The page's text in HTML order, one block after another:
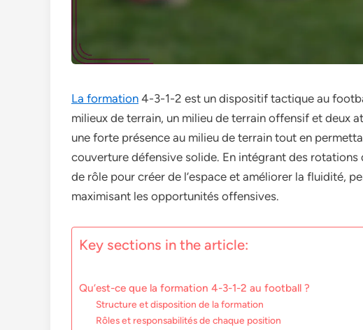
La formation 4-3-1-2 est un dispositif tactique au
milieux de terrain, un milieu de terrain offensif et deux
une forte présence au milieu de terrain tout en
couverture défensive solide. En intégrant des
de rôle pour créer de l’espace et améliorer la fluidité,
maximisant les opportunités offensives.
Key sections in the article:
Qu’est-ce que la formation 4-3-1-2 au football ?
Structure et disposition de la formation
Rôles et responsabilités de chaque position